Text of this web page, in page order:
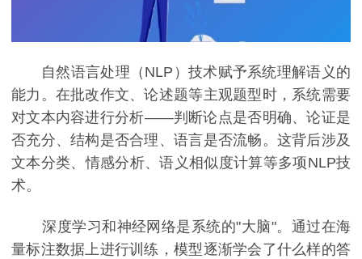
自然语言处理（NLP）技术赋予系统理解语义的
能力。在批改作文、论述题等主观题型时，系统需要
对文本内容进行分析——判断论点是否明确、论证是
否充分、结构是否合理、语言是否流畅。这背后涉及
文本分类、情感分析、语义相似度计算等多项NLP技
术。
深度学习和神经网络是系统的"大脑"。通过在海
量标注数据上进行训练，模型逐渐学会了什么样的答